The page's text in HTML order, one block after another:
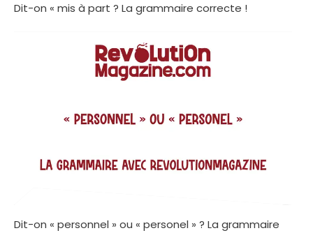
Dit-on « mis à part ? La grammaire correcte !
Dit-on « personnel » ou « personel » ? La grammaire